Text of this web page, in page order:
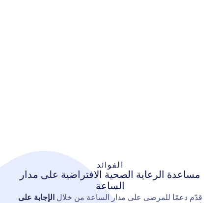
الفوائد
مساعدة الرعاية الصحية الافتراضية على مدار
الساعة
قدّم دعمًا للمرضى على مدار الساعة من خلال الإجابة على